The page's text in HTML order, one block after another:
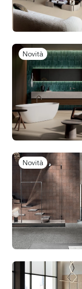
Novità
Novità